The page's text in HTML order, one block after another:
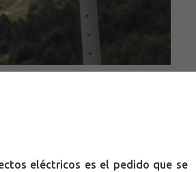
eléctricos es el pedido que se